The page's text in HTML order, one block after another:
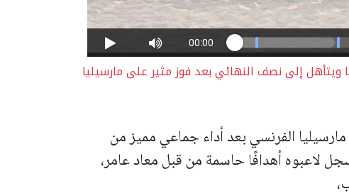
ويتأهل إلى نصف النهائي بعد فوز مثير على مارسيليا
الفرنسي بعد أداء جماعي مميز من
لاعبوه أهدافًا حاسمة من قبل معاد عامر،